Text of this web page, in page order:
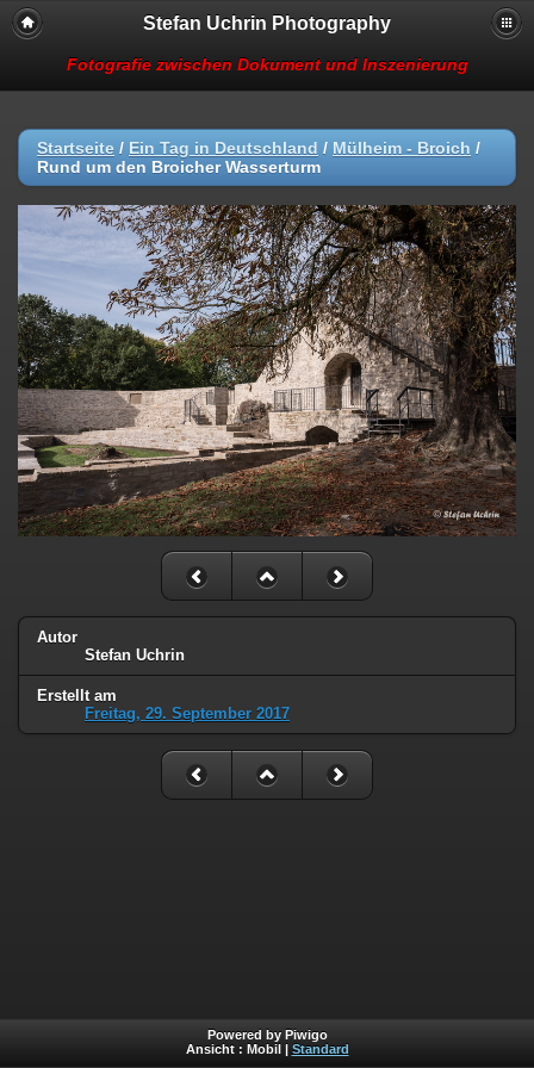
Stefan Uchrin Photography
Fotografie zwischen Dokument und Inszenierung
Startseite / Ein Tag in Deutschland / Mülheim - Broich /
Rund um den Broicher Wasserturm
Autor
Stefan Uchrin
Erstellt am
Freitag, 29. September 2017
Powered by Piwigo
Ansicht : Mobil Standard